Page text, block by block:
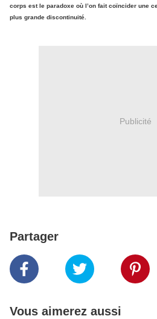
corps est le paradoxe où l’on fait coïncider une
plus grande discontinuité.
Publicité
Partager
Vous aimerez aussi